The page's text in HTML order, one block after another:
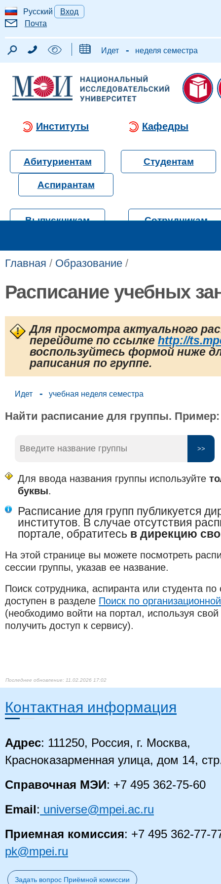
Русский
Вход
Почта
Идет - неделя семестра
Институты Кафедры
Абитуриентам Студентам
Аспирантам
Выпускникам Сотрудникам
Главная / Образование /
Расписание учебных
Для просмотра актуального
перейдите по ссылке http://
воспользуйтесь формой ниже
раписания по группе.
Идет - учебная неделя семестра
Найти расписание для группы.
Для ввода названия группы используйте
буквы.
Расписание для групп публикуется
институтов. В случае отсутствия
портале, обратитесь в дирекцию
На этой странице вы можете посмотреть
сессии группы, указав ее название.
Поиск сотрудника, аспиранта или студента
доступен в разделе Поиск по
(необходимо войти на портал, используя
получить доступ к сервису).
11.02.2026 17:02
Контактная информация
Адрес: 111250, Россия, г. Москва,
Красноказарменная улица, дом 14,
Справочная МЭИ: +7 495 362-75-60
Email: universe@mpei.ac.ru
Приемная комиссия: +7 495 362-77-
pk@mpei.ru
Задать вопрос Приёмной комиссии